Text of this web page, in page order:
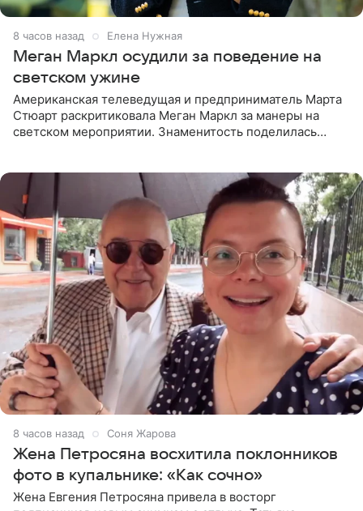
8 часов назад Елена Нужная
Меган Маркл осудили за поведение на
светском ужине
Американская телеведущая и предприниматель Марта
Стюарт раскритиковала Меган Маркл за манеры на
светском мероприятии. Знаменитость поделилась
8 часов назад Соня Жарова
Жена Петросяна восхитила поклонников
фото в купальнике: «Как сочно»
Жена Евгения Петросяна привела в восторг